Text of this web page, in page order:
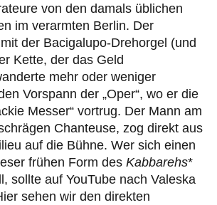
von den damals üblichen
im verarmten Berlin. Der
der Bacigalupo-Drehorgel (und
Kette, der das Geld
mehr oder weniger
Vorspann der „Oper“, wo er die
Messer“ vortrug. Der Mann am
Chanteuse, zog direkt aus
auf die Bühne. Wer sich einen
frühen Form des Kabbarehs*
sollte auf YouTube nach Valeska
sehen wir den direkten